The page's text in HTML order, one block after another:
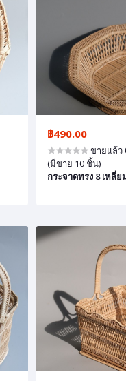
฿490.00
ขายแล้ว
(มีขาย 10 ชิ้น)
กระจาดทรง 8 เหลี่ย